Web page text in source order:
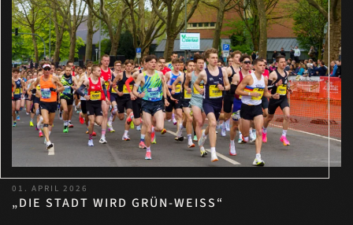
01. APRIL 2026
„DIE STADT WIRD GRÜN-WEISS“